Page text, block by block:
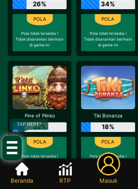
TAP HERE!
26%
Pola tidak tersedia !
Tidak disarankan bermain
di game ini
34%
Pola tidak tersedia !
Tidak disarankan bermain
di game ini
Pine of Plinko
22%
Pola tidak tersedia !
Tidak disarankan bermain
Tiki Bonanza
18%
Pola tidak tersedia !
Tidak disarankan bermain
di game ini
Beranda RTP Masuk